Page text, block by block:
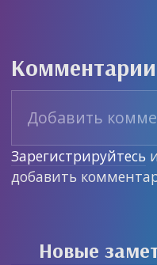
Комментарии
Зарегистрируйтесь
добавить
Новые